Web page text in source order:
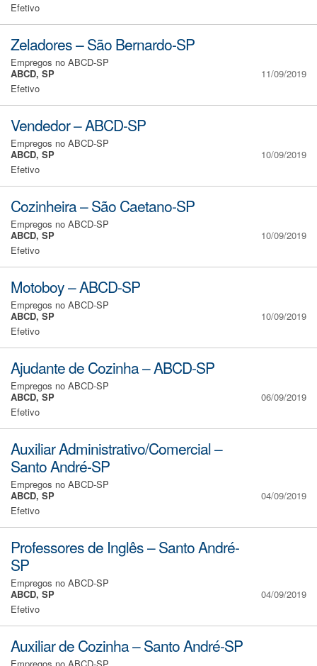
Efetivo
Zeladores – São Bernardo-SP
Empregos no ABCD-SP
ABCD, SP
Efetivo
11/09/2019
Vendedor – ABCD-SP
Empregos no ABCD-SP
ABCD, SP
Efetivo
10/09/2019
Cozinheira – São Caetano-SP
Empregos no ABCD-SP
ABCD, SP
Efetivo
10/09/2019
Motoboy – ABCD-SP
Empregos no ABCD-SP
ABCD, SP
Efetivo
10/09/2019
Ajudante de Cozinha – ABCD-SP
Empregos no ABCD-SP
ABCD, SP
Efetivo
06/09/2019
Auxiliar Administrativo/Comercial –
Santo André-SP
Empregos no ABCD-SP
ABCD, SP
Efetivo
04/09/2019
Professores de Inglês – Santo André-
SP
Empregos no ABCD-SP
ABCD, SP
Efetivo
04/09/2019
Auxiliar de Cozinha – Santo André-SP